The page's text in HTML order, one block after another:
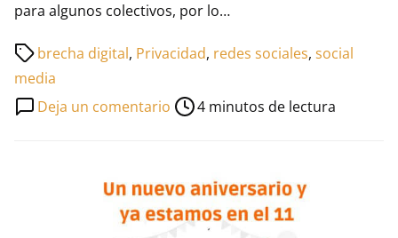
para algunos colectivos, por lo…
brecha digital, Privacidad, redes sociales, social
media
Deja un comentario en
brecha
digital?
Tiempo
de
lectura
4 minutos de lectura